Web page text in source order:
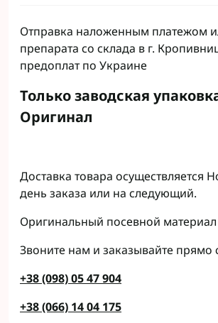
Отправка наложенным платежом
препарата со склада в г.
предоплат по Украине
Только заводская
Оригинал
Доставка товара осуществляется
день заказа или на следующий.
Оригинальный посевной
Звоните нам и заказывайте прямо
+38 (098) 05 47 904
+38 (066) 14 04 175